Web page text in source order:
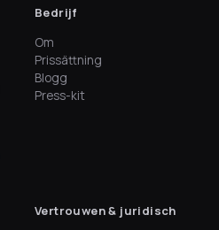
Bedrijf
Om
Prissättning
Blogg
Press-kit
Vertrouwen & juridisch